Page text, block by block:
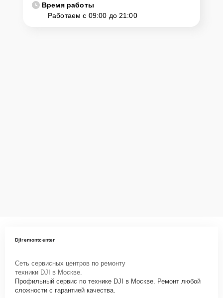
Время работы
Работаем с 09:00 до 21:00
Djiremontcenter
Сеть сервисных центров по ремонту
техники DJI в Москве.
Профильный сервис по технике DJI в Москве. Ремонт любой
сложности с гарантией качества.